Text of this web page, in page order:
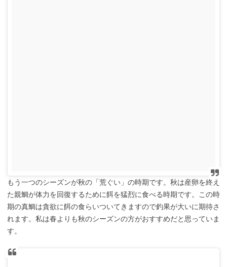
もう一つのシーズンが秋の「荒ぐい」の時期です。秋は産卵を終え
た親鯛が体力を回復するために餌を猛烈に食べる時期です。この時
期の真鯛は貪欲に餌の食らいついてきますので釣果が大いに期待さ
れます。私は春よりも秋のシーズンの方がおすすめだと思っていま
す。